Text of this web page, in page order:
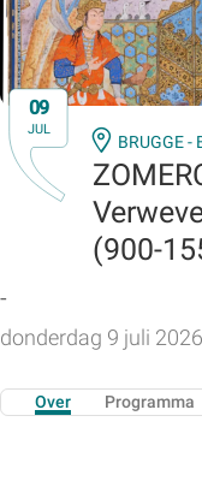
09
JUL
BRUGGE -
(900-
-
donderdag 9 juli
Over Programma
Zoeken